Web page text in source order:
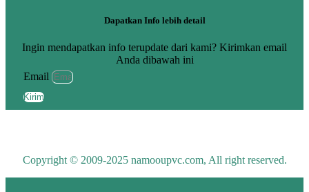
Dapatkan Info lebih detail
Ingin mendapatkan info terupdate dari kami? Kirimkan email
Anda dibawah ini
Email
Kirim
Copyright © 2009-2025 namooupvc.com, All right reserved.